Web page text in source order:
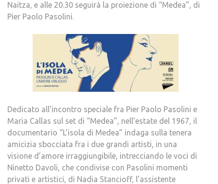
Naitza, e alle 20.30 seguirà la proiezione di “Medea”, di
Pier Paolo Pasolini.
Dedicato all’incontro speciale fra Pier Paolo Pasolini e
Maria Callas sul set di “Medea”, nell’estate del 1967, il
documentario “L’isola di Medea” indaga sulla tenera
amicizia sbocciata fra i due grandi artisti, in una
visione d’amore irraggiungibile, intrecciando le voci di
Ninetto Davoli, che condivise con Pasolini momenti
privati e artistici, di Nadia Stancioff, l’assistente